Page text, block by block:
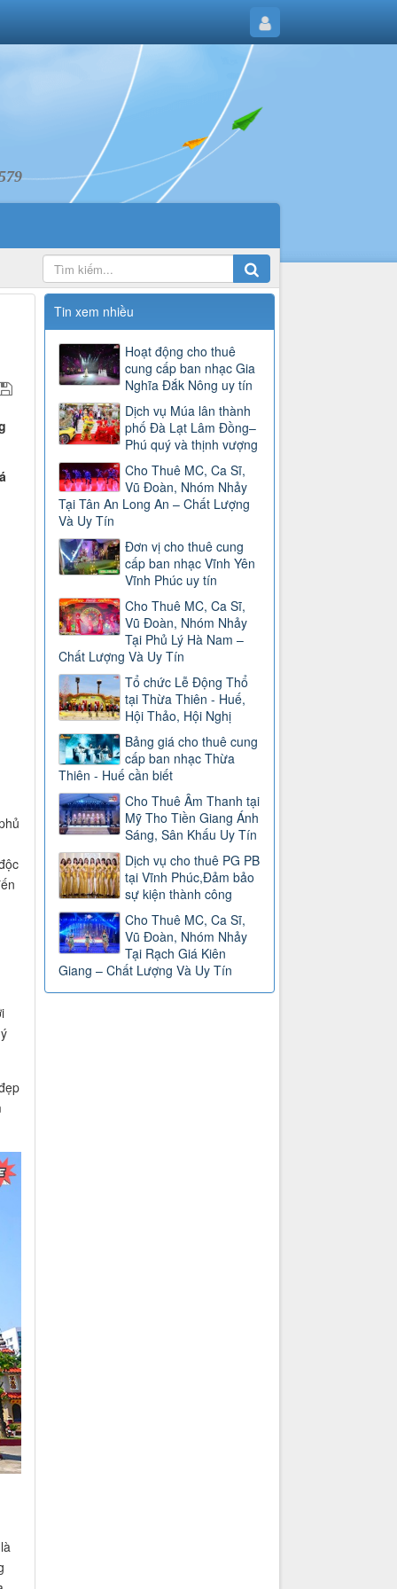
Tin xem nhiều
Hoạt động cho thuê
cung cấp ban nhạc Gia
Nghĩa Đắk Nông uy tín
Dịch vụ Múa lân thành
phố Đà Lạt Lâm Đồng–
Phú quý và thịnh vượng
Cho Thuê MC, Ca Sĩ,
Vũ Đoàn, Nhóm Nhảy
Tại Tân An Long An – Chất Lượng
Và Uy Tín
Đơn vị cho thuê cung
cấp ban nhạc Vĩnh Yên
Vĩnh Phúc uy tín
Cho Thuê MC, Ca Sĩ,
Vũ Đoàn, Nhóm Nhảy
Tại Phủ Lý Hà Nam –
Chất Lượng Và Uy Tín
Tổ chức Lễ Động Thổ
tại Thừa Thiên - Huế,
Hội Thảo, Hội Nghị
Bảng giá cho thuê cung
cấp ban nhạc Thừa
Thiên - Huế cần biết
Cho Thuê Âm Thanh tại
Mỹ Tho Tiền Giang Ánh
Sáng, Sân Khấu Uy Tín
Dịch vụ cho thuê PG PB
tại Vĩnh Phúc,Đảm bảo
sự kiện thành công
Cho Thuê MC, Ca Sĩ,
Vũ Đoàn, Nhóm Nhảy
Tại Rạch Giá Kiên
Giang – Chất Lượng Và Uy Tín